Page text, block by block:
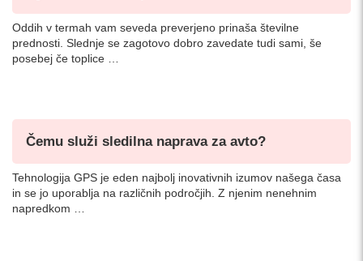
Oddih v termah vam seveda preverjeno prinaša številne
prednosti. Slednje se zagotovo dobro zavedate tudi sami, še
posebej če toplice …
Čemu služi sledilna naprava za avto?
Tehnologija GPS je eden najbolj inovativnih izumov našega časa
in se jo uporablja na različnih področjih. Z njenim nenehnim
napredkom …